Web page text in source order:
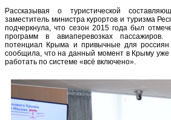
Рассказывая о туристической
заместитель министра курортов и туризма
подчеркнула, что сезон 2015 года был
программ в авиаперевозках пассажиров.
потенциал Крыма и привычные для
сообщила, что на данный момент в Крыму уже
работать по системе «всё включено».